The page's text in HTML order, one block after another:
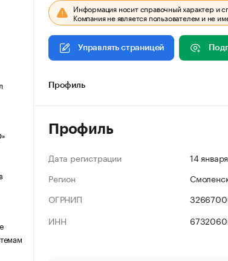
Информация носит справочный характер и
Компания не является пользователем и не
Управлять страницей
Профиль
Профиль
Дата регистрации
14
Регион
ОГРНИП
ИНН